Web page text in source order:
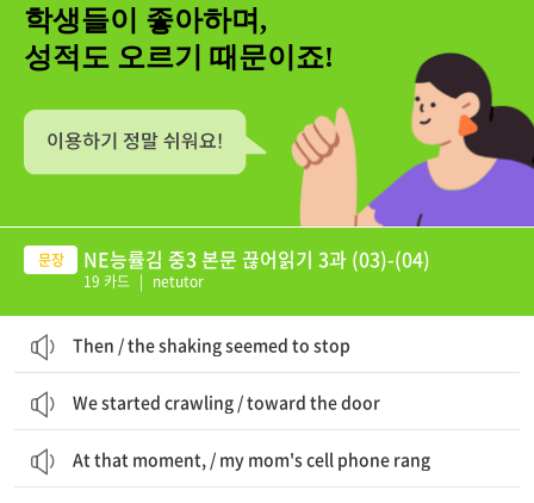
학생들이 좋아하며,
성적도 오르기 때문이죠!
NE능률김 중3 본문 끊어읽기 3과 (03)-(04)
19 카드 | netutor
Then / the shaking seemed to stop
We started crawling / toward the door
At that moment, / my mom's cell phone rang